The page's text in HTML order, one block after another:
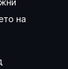
на